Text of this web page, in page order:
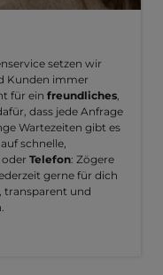
setzen wir
Kunden immer
für ein freundliches,
dass jede Anfrage
Wartezeiten gibt es
schnelle,
oder Telefon: Zögere
gerne für dich
transparent und